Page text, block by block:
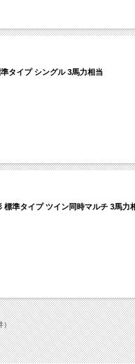
タイプ シングル 3馬力相当
準タイプ ツイン同時マルチ 3馬力
）